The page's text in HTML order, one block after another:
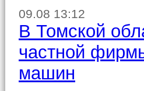
09.08 13:12
В Томской
частной
машин